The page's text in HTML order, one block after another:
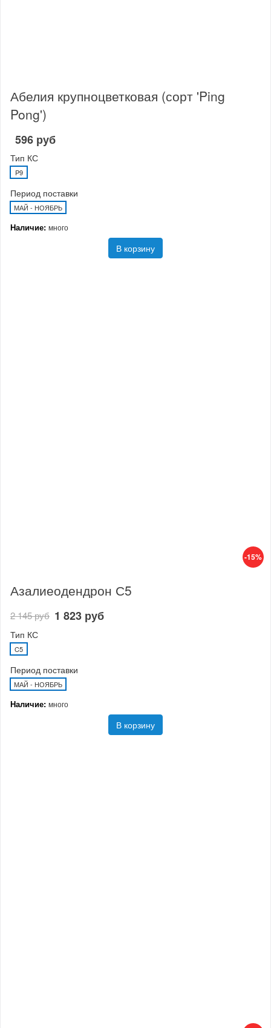
Абелия крупноцветковая (сорт 'Ping
Pong')
596 руб
Тип КС
P9
Период поставки
МАЙ - НОЯБРЬ
Наличие: много
В корзину
-15%
Азалиеодендрон С5
2 145 руб 1 823 руб
Тип КС
C5
Период поставки
МАЙ - НОЯБРЬ
Наличие: много
В корзину